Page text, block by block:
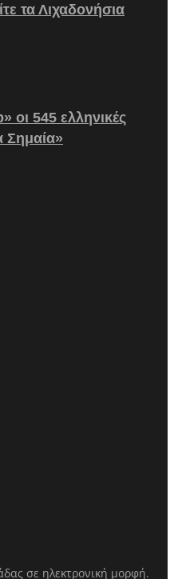
τα Λιχαδονήσια
οι 545 ελληνικές
Σημαία»
σε ηλεκτρονική μορφή.